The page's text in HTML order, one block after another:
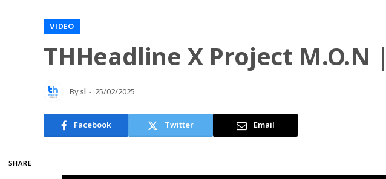
VIDEO
THHeadline X Project
Bysl 25/02/2025
Facebook Twitter Email
SHARE